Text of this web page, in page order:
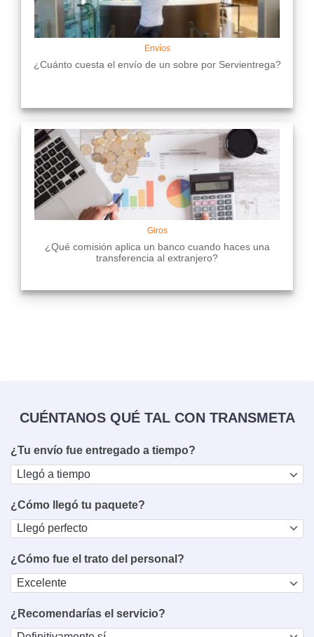
Envíos
¿Cuánto cuesta el envío de un sobre por Servientrega?
Giros
¿Qué comisión aplica un banco cuando haces una
transferencia al extranjero?
CUÉNTANOS QUÉ TAL CON TRANSMETA
¿Tu envío fue entregado a tiempo?
¿Cómo llegó tu paquete?
¿Cómo fue el trato del personal?
¿Recomendarías el servicio?